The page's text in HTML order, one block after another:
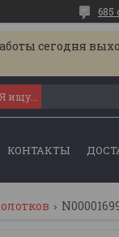
685
сегодня
КОНТАКТЫ